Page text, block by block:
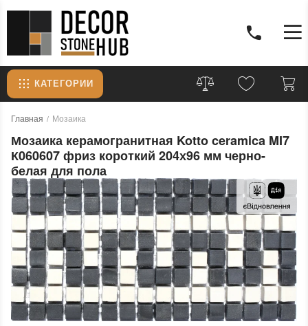
КАТЕГОРИИ
Главная Мозаика
Мозаика керамогранитная Kotto ceramica MI7
К060607 фриз короткий 204х96 мм черно-
белая для пола